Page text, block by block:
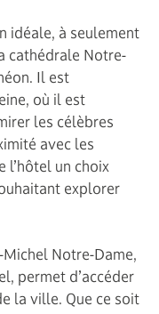
idéale, à seulement
cathédrale Notre-
Il est
où il est
les célèbres
avec les
l’hôtel un choix
explorer
Notre-Dame,
permet d’accéder
la ville. Que ce soit